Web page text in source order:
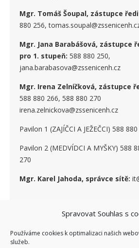
Spravovat Souhlas s
Používáme cookies k optimalizaci našich
služeb.
Mgr. Tomáš Šoupal, zástupce
880 256,
Mgr. Jana Barabášová, zástupce
pro 1. stupeň: 588 880 250,
jana.barabasova@zssenicenh.cz
Mgr. Irena Zelníčková, zástupce
588 880 266, 588 880 270
irena.zelnickova@zssenicenh.cz
Pavilon 1 (ZAJÍČCI A JEŽEČCI) 588
Pavilon 2 (MEDVÍDCI A MYŠKY) 588
270
Mgr. Karel Jahoda, správce sítě:
SOCIÁLNÍ